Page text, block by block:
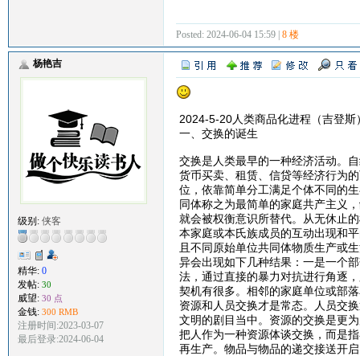
Posted: 2024-06-04 15:59 | 8 楼
杨艳吉
级别: 侠客
精华: 0
发帖: 30
威望: 30 点
金钱: 300 RMB
注册时间:2023-03-07
最后登录:2024-06-04
2024-5-20人类商品化进程（吉登斯
一、交换的诞生
交换是人类最早的一种经济活动。
货币买卖、租赁、信贷等经济行为
位，依靠简单分工满足个体不同的
同体称之为最简单的家庭共产主义
就会被权衡意识所替代。从无休止
本家庭或本氏族成员的互动出现和
且不同原始单位共同体物质生产或
异会出现如下几种结果：一是一个
法，通过直接的暴力对抗进行角逐
契机有很多。相邻的家庭单位或部
资源和人员交换才是常态。人员交
文明的剧目当中。资源的交换是更
把人作为一种资源体谈交换，而是
再生产。物品与物品的递交接送开